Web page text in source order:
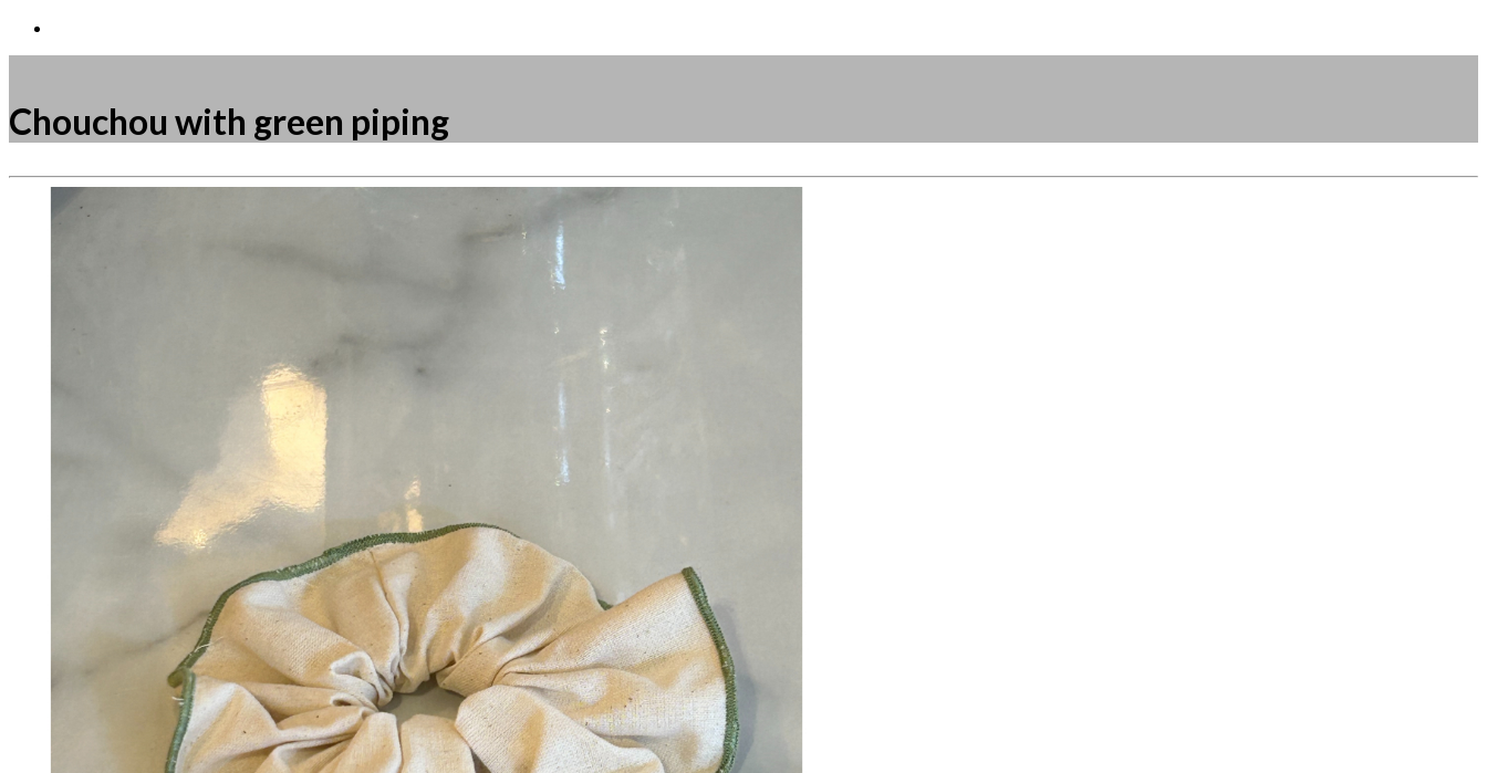
Chouchou with green piping
Måske kunne nogle af disse produkter have din interesse?
Chouchou with lilla piping
DKK Tilføj til kurv
Se kurv